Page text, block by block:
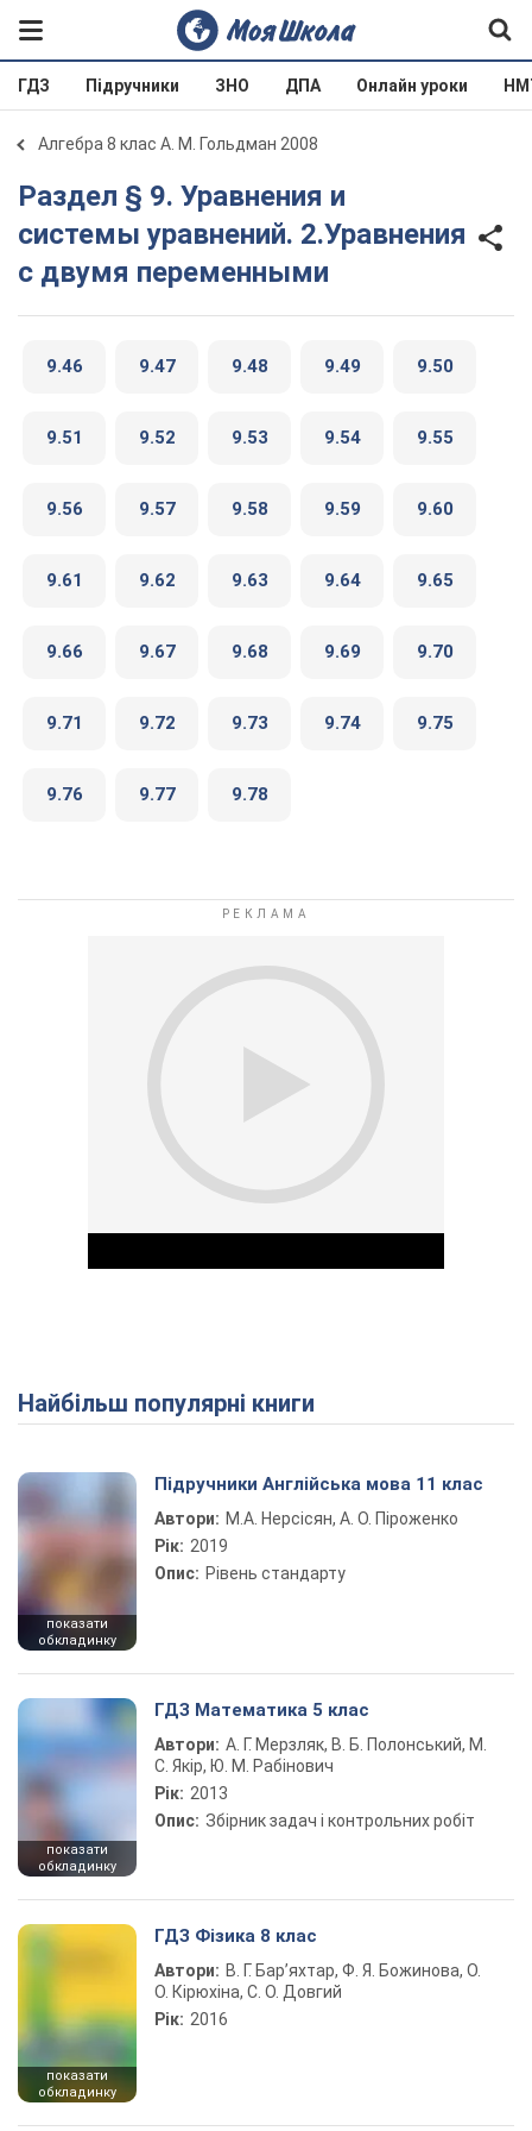
ГДЗ Підручники ЗНО ДПА Онлайн уроки
Алгебра 8 клас А. М. Гольдман 2008
Раздел § 9. Уравнения и
системы уравнений. 2.Уравнения
с двумя переменными
9.46 9.47 9.48 9.49 9.50
9.51 9.52 9.53 9.54 9.55
9.56 9.57 9.58 9.59 9.60
9.61 9.62 9.63 9.64 9.65
9.66 9.67 9.68 9.69 9.70
9.71 9.72 9.73 9.74 9.75
9.76 9.77 9.78
Play Video
Найбільш популярні книги
показати
обкладинку
Підручники Англійська мова 11 клас
Автори: М.А. Нерсісян, А. О. Піроженко
Рік: 2019
Опис: Рівень стандарту
показати
обкладинку
ГДЗ Математика 5 клас
Автори: А. Г. Мерзляк, В. Б. Полонський, М.
С. Якір, Ю. М. Рабінович
Рік: 2013
Опис: Збірник задач і контрольних робіт
показати
обкладинку
ГДЗ Фізика 8 клас
Автори: В. Г. Бар’яхтар, Ф. Я. Божинова, О.
О. Кірюхіна, С. О. Довгий
Рік: 2016